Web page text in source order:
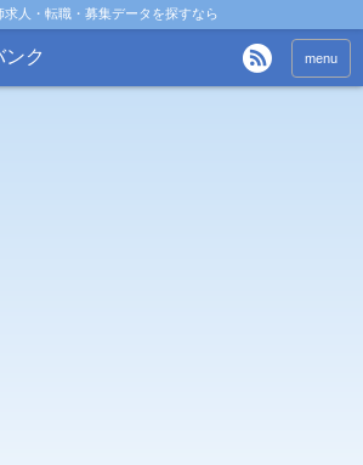
求人・転職・募集データを探すなら
ク menu